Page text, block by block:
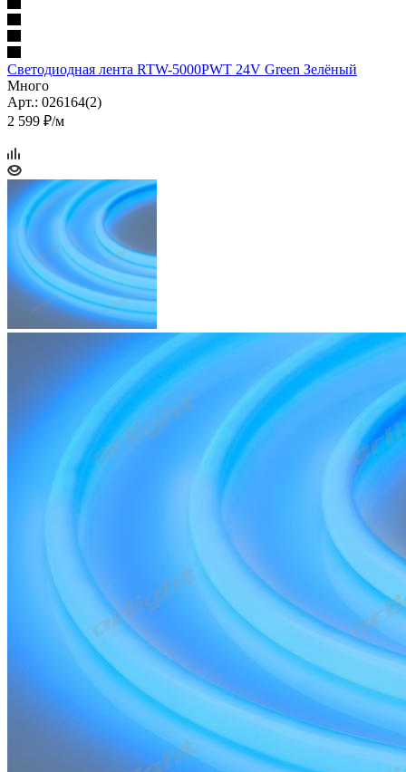
Светодиодная лента RTW-5000PWT 24V Green Зелёный
Много
Арт.: 026164(2)
2 599 ₽/м